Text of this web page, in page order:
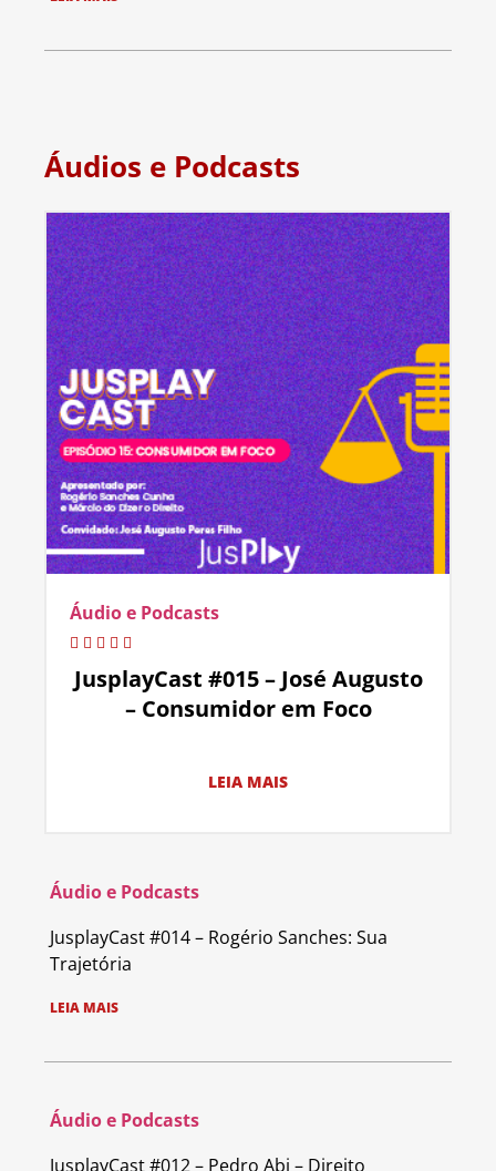
Áudios e Podcasts
Áudio e Podcasts
JusplayCast #015 – José Augusto
– Consumidor em Foco
LEIA MAIS
Áudio e Podcasts
JusplayCast #014 – Rogério Sanches: Sua
Trajetória
LEIA MAIS
Áudio e Podcasts
JusplayCast #012 – Pedro Abi – Direito